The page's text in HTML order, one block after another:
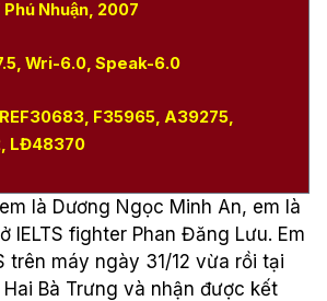
Nhuận, 2007
Wri-6.0, Speak-6.0
F35965, A39275,
LĐ48370
em là Dương Ngọc Minh An, em là
IELTS fighter Phan Đăng Lưu. Em
trên máy ngày 31/12 vừa rồi tại
Hai Bà Trưng và nhận được kết